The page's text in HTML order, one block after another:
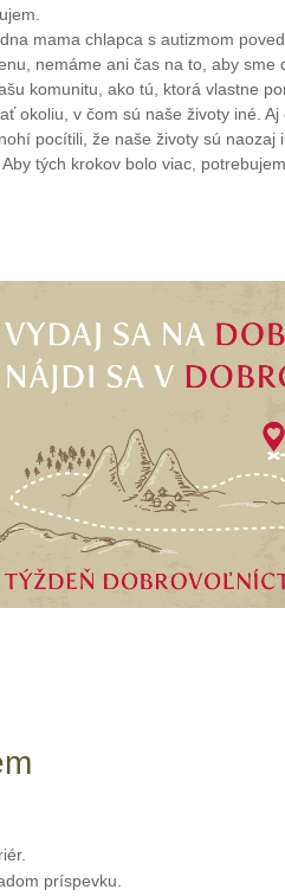
mama chlapca s autizmom
nemáme ani čas na to, aby sme
komunitu, ako tú, ktorá vlastne
okoliu, v čom sú naše životy iné.
pocítili, že naše životy sú
tých krokov bolo viac,
príspevku.